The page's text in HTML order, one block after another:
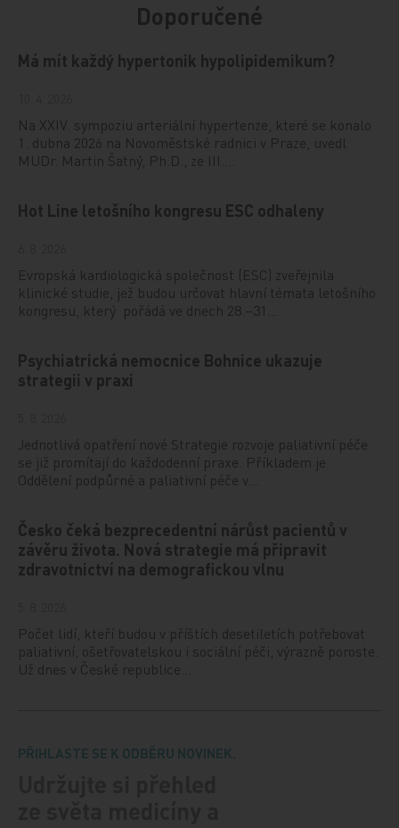
Doporučené
Má mít každý hypertonik hypolipidemikum?
Na XXIV. sympoziu arteriální hypertenze, které se konalo
1. dubna 2026 na Novoměstské radnici v Praze, uvedl
MUDr. Martin Šatný, Ph.D., ze III.…
Hot Line letošního kongresu ESC odhaleny
Evropská kardiologická společnost (ESC) zveřejnila
klinické studie, jež budou určovat hlavní témata letošního
kongresu, který pořádá ve dnech 28.–31…
Psychiatrická nemocnice Bohnice ukazuje
strategii v praxi
Jednotlivá opatření nové Strategie rozvoje paliativní péče
se již promítají do každodenní praxe. Příkladem je
Oddělení podpůrné a paliativní péče v…
Česko čeká bezprecedentní nárůst pacientů v
závěru života. Nová strategie má připravit
zdravotnictví na demografickou vlnu
Počet lidí, kteří budou v příštích desetiletích potřebovat
paliativní, ošetřovatelskou i sociální péči, výrazně poroste.
Už dnes v České republice…
PŘIHLASTE SE K ODBĚRU NOVINEK.